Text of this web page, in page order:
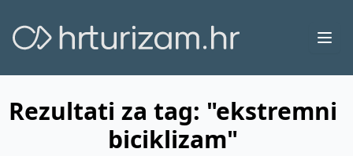
Rezultati za tag: "ekstremni
biciklizam"